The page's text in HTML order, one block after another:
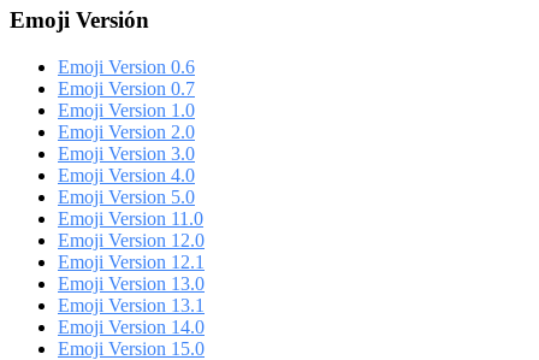
Emoji Versión
Emoji Version 0.6
Emoji Version 0.7
Emoji Version 1.0
Emoji Version 2.0
Emoji Version 3.0
Emoji Version 4.0
Emoji Version 5.0
Emoji Version 11.0
Emoji Version 12.0
Emoji Version 12.1
Emoji Version 13.0
Emoji Version 13.1
Emoji Version 14.0
Emoji Version 15.0